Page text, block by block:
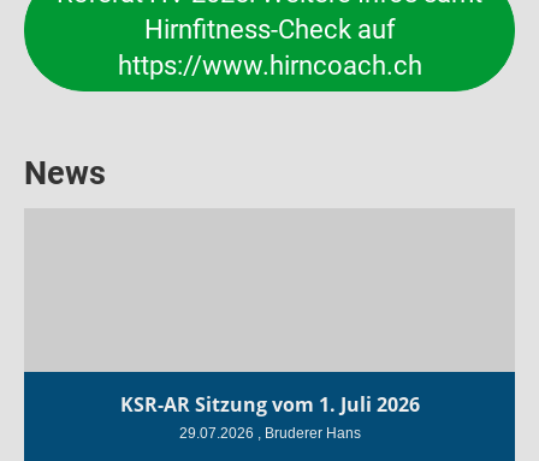
Hirnfitness-Check auf
https://www.hirncoach.ch
News
KSR-AR Sitzung vom 1. Juli 2026
29.07.2026 , Bruderer Hans